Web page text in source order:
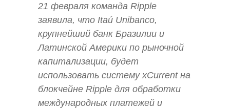
21 февраля команда Ripple
заявила, что Itaú Unibanco,
крупнейший банк Бразилии и
Латинской Америки по рыночной
капитализации, будет
использовать систему xCurrent на
блокчейне Ripple для обработки
международных платежей и